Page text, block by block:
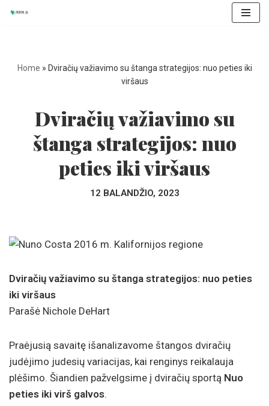
content
Home » Dviračių važiavimo su štanga strategijos: nuo peties iki
viršaus
Dviračių važiavimo su
štanga strategijos: nuo
peties iki viršaus
12 BALANDŽIO, 2023
Dviračių važiavimo su štanga strategijos: nuo peties
iki viršaus
Parašė Nichole DeHart
Praėjusią savaitę išanalizavome štangos dviračių
judėjimo judesių variacijas, kai renginys reikalauja
plėšimo. Šiandien pažvelgsime į dviračių sportą Nuo
peties iki virš galvos.